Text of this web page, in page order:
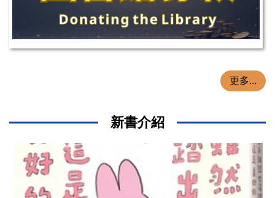
更多...
新書介紹